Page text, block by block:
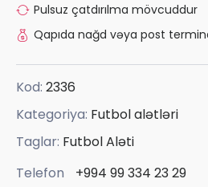
Pulsuz çatdırılma mövcuddur
Qapıda nağd vəya post
Kod: 2336
Kategoriya: Futbol alətləri
Taglar: Futbol Aləti
Telefon
+994 99 334 23 29